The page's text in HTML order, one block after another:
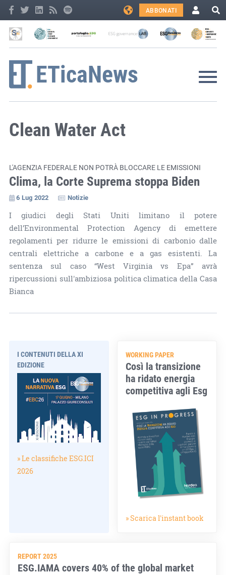
ABBONATI
Clean Water Act
L'AGENZIA FEDERALE NON POTRÀ BLOCCARE LE EMISSIONI
Clima, la Corte Suprema stoppa Biden
6 Lug 2022 Notizie
I giudici degli Stati Uniti limitano il potere
dell’Environmental Protection Agency di emettere
regolamenti per ridurre le emissioni di carbonio dalle
centrali elettriche a carbone e a gas esistenti. La
sentenza sul caso “West Virginia vs Epa” avrà
ripercussioni sull'ambiziosa politica climatica della Casa
Bianca
I CONTENUTI DELLA XI
EDIZIONE
» Le classifiche ESG.ICI
2026
WORKING PAPER
Così la transizione
ha ridato energia
competitiva agli Esg
» Scarica l'instant book
REPORT 2025
ESG.IAMA covers 40% of the global market